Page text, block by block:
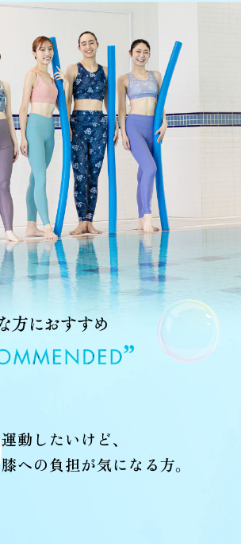
運動したいけど、
膝への負担が気になる方。